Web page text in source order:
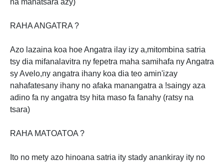
na mahatsara azy)
RAHA ANGATRA ?
Azo lazaina koa hoe Angatra ilay izy a,mitombina satria
tsy dia mifanalavitra ny fepetra maha samihafa ny Angatra
sy Avelo,ny angatra ihany koa dia teo amin'izay
nahafatesany ihany no afaka manangatra a !saingy aza
adino fa ny angatra tsy hita maso fa fanahy (ratsy na
tsara)
RAHA MATOATOA ?
Ito no mety azo hinoana satria ity stady anankiray ity no